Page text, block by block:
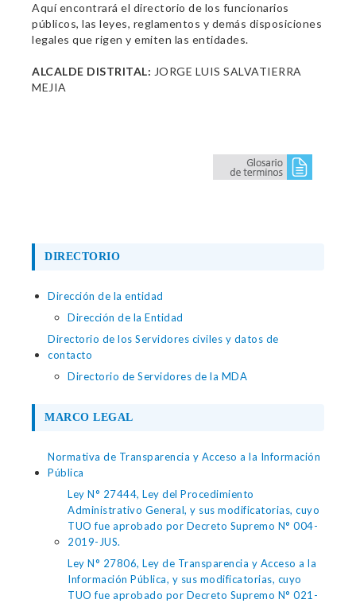
Aquí encontrará el directorio de los funcionarios
públicos, las leyes, reglamentos y demás disposiciones
legales que rigen y emiten las entidades.
ALCALDE DISTRITAL: JORGE LUIS SALVATIERRA
MEJIA
DIRECTORIO
Dirección de la entidad
Dirección de la Entidad
Directorio de los Servidores civiles y datos de
contacto
Directorio de Servidores de la MDA
MARCO LEGAL
Normativa de Transparencia y Acceso a la Información
Pública
Ley N° 27444, Ley del Procedimiento
Administrativo General, y sus modificatorias, cuyo
TUO fue aprobado por Decreto Supremo N° 004-
2019-JUS.
Ley N° 27806, Ley de Transparencia y Acceso a la
Información Pública, y sus modificatorias, cuyo
TUO fue aprobado por Decreto Supremo N° 021-